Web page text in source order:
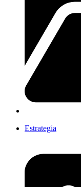
Estrategia